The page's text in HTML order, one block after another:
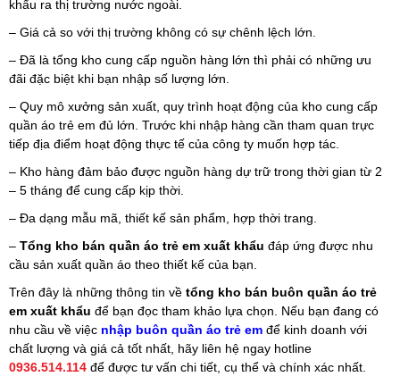
khẩu ra thị trường nước ngoài.
– Giá cả so với thị trường không có sự chênh lệch lớn.
– Đã là tổng kho cung cấp nguồn hàng lớn thì phải có những ưu
đãi đặc biệt khi bạn nhập số lượng lớn.
– Quy mô xưởng sản xuất, quy trình hoạt động của kho cung cấp
quần áo trẻ em đủ lớn. Trước khi nhập hàng cần tham quan trực
tiếp địa điểm hoạt động thực tế của công ty muốn hợp tác.
– Kho hàng đảm bảo được nguồn hàng dự trữ trong thời gian từ 2
– 5 tháng để cung cấp kịp thời.
– Đa dạng mẫu mã, thiết kế sản phẩm, hợp thời trang.
– Tổng kho bán quần áo trẻ em xuất khẩu đáp ứng được nhu
cầu sản xuất quần áo theo thiết kế của bạn.
Trên đây là những thông tin về tổng kho bán buôn quần áo trẻ
em xuất khẩu để bạn đọc tham khảo lựa chọn. Nếu bạn đang có
nhu cầu về việc nhập buôn quần áo trẻ em để kinh doanh với
chất lượng và giá cả tốt nhất, hãy liên hệ ngay hotline
0936.514.114 để được tư vấn chi tiết, cụ thể và chính xác nhất.